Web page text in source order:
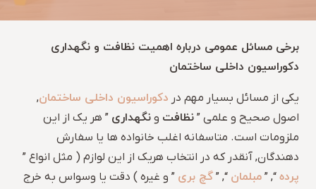
برخی مسائل عمومی درباره اهمیت نظافت و نگهداری
دکوراسیون داخلی ساختمان
یکی از مسائل بسیار مهم در دکوراسیون داخلی ساختمان,
اصول صحیح و علمی ” نظافت و نگهداری ” هر یک از این
ملزومات است. متاسفانه اغلب خانواده ها یا سفارش
دهندگان, آنقدر که در انتخاب هریک از این لوازم ( مثل انواع ”
پرده “, ” مبلمان “, ” گچ بری ” و غیره ) دقت یا وسواس به خرج